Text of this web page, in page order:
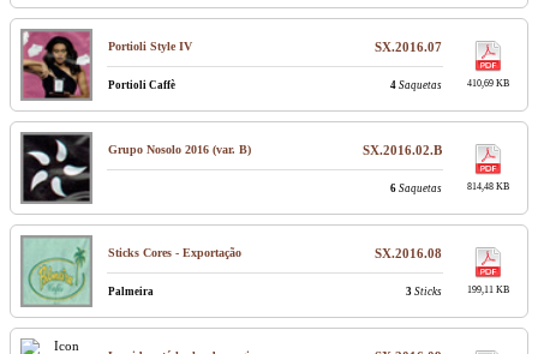
Portioli Style IV SX.2016.07
410,69 KB
Portioli Caffè 4 Saquetas
Grupo Nosolo 2016 (var. B) SX.2016.02.B
814,48 KB
6 Saquetas
Sticks Cores - Exportação SX.2016.08
199,11 KB
Palmeira 3 Sticks